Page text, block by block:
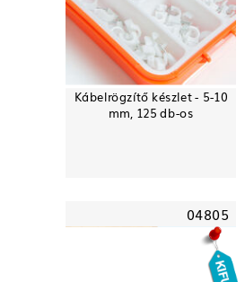
Kábelrögzítő készlet - 5-10
mm, 125 db-os
04805